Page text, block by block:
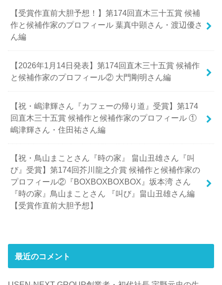
【受賞作直前大胆予想！】第174回直木三十五賞 候補
作と候補作家のプロフィール 葉真中顕さん・渡辺優さ
ん編
【2026年1月14日発表】第174回直木三十五賞 候補作
と候補作家のプロフィール② 大門剛明さん編
【祝・嶋津輝さん『カフェーの帰り道』受賞】第174
回直木三十五賞 候補作と候補作家のプロフィール ①
嶋津輝さん・住田祐さん編
【祝・鳥山まことさん『時の家』 畠山丑雄さん『叫
び』受賞】第174回芥川龍之介賞 候補作と候補作家の
プロフィール②『BOXBOXBOXBOX』坂本湾 さん
『時の家』鳥山まことさん 『叫び』畠山丑雄さん編
【受賞作直前大胆予想】
最近のコメント